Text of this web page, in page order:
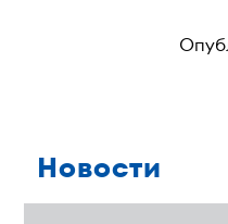
Новости